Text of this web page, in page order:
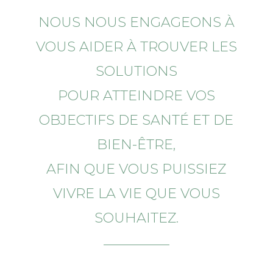
NOUS NOUS ENGAGEONS À
VOUS AIDER À TROUVER LES
SOLUTIONS
POUR ATTEINDRE VOS
OBJECTIFS DE SANTÉ ET DE
BIEN-ÊTRE,
AFIN QUE VOUS PUISSIEZ
VIVRE LA VIE QUE VOUS
SOUHAITEZ.